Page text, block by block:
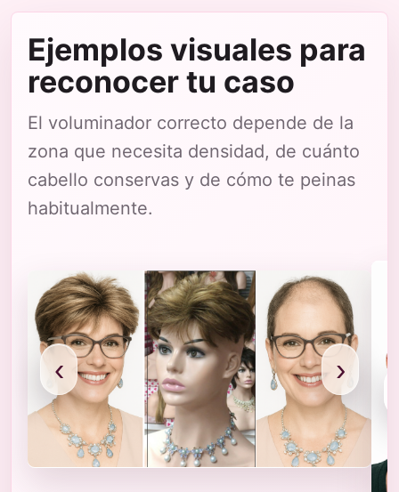
Ejemplos visuales para
reconocer tu caso
El voluminador correcto depende de la
zona que necesita densidad, de cuánto
cabello conservas y de cómo te peinas
habitualmente.
‹ ›